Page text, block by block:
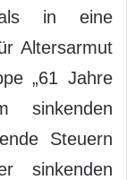
in eine
Altersarmut
„61 Jahre
sinkenden
Steuern
sinkenden